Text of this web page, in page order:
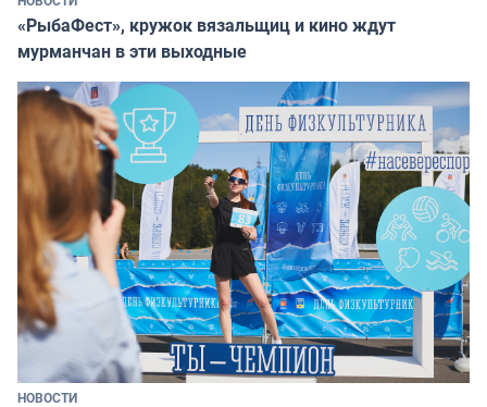
«РыбаФест», кружок вязальщиц и кино ждут
мурманчан в эти выходные
НОВОСТИ